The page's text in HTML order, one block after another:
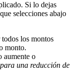
Si lo dejas
selecciones abajo
todos los montos
monto.
aumente o
para una reducción de